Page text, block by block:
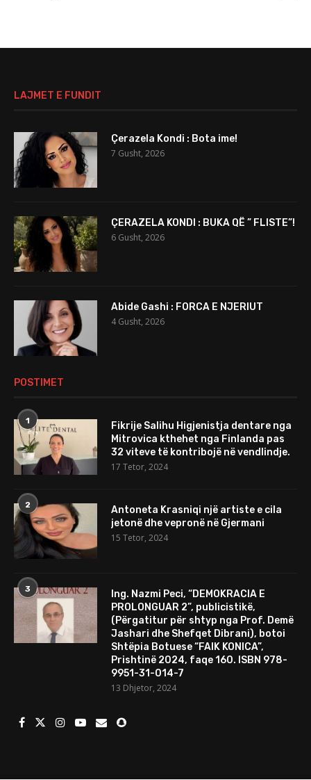
LAJMET E FUNDIT
Çerazela Kondi : Bota ime!
7 Gusht, 2026
ÇERAZELA KONDI : BUKA QË ” FLISTE”!
6 Gusht, 2026
Abide Gashi : FORCA E NJERIUT
4 Gusht, 2026
POSTIMET
1
Fikrije Salihu Higjenistja dentare nga
Mitrovica kthehet nga Finlanda pas
32 viteve të kontribojë në vendlindje.
17 Tetor, 2024
2
Antoneta Krasniqi një artiste e cila
jetonë dhe vepronë në Gjermani
15 Tetor, 2024
3
Ing. Nazmi Peci, “DEMOKRACIA E
PROLONGUAR 2”, publicistikë,
(Përgatitur për shtyp nga Prof. Demë
Jashari dhe Shefqet Dibrani), botoi
Shtëpia Botuese “FAIK KONICA”,
Prishtinë 2024, faqe 160. ISBN 978-
9951-31-014-7
13 Dhjetor, 2024